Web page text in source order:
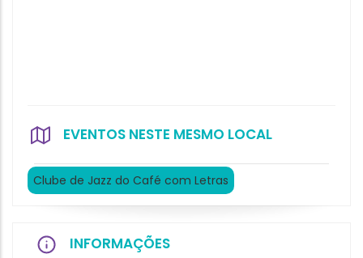
EVENTOS NESTE MESMO LOCAL
Clube de Jazz do Café com Letras
INFORMAÇÕES